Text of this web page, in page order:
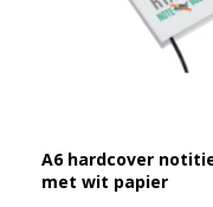
A6 hardcover
met wit papier